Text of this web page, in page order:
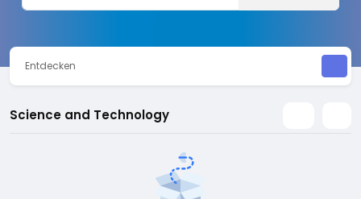
Entdecken
Science and Technology